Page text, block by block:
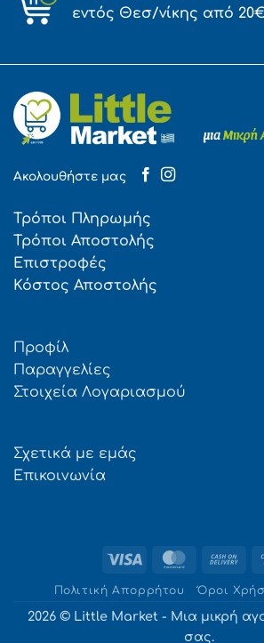
εντός Θεσ/νίκης από
Ακολουθήστε μας
Τρόποι Πληρωμής
Τρόποι Αποστολής
Επιστροφές
Κόστος Αποστολής
Προφίλ
Παραγγελίες
Στοιχεία Λογαριασμού
Σχετικά με εμάς
Επικοινωνία
Visa
Πολιτική Απορρήτου Όροι
2026 © Little Market - Μια μικρή
σας.